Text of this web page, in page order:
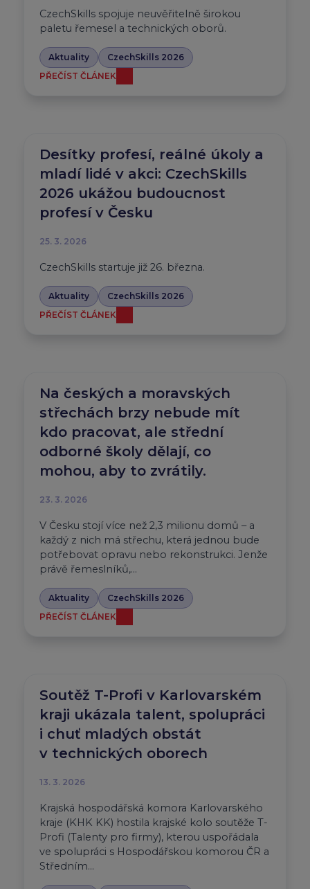
CzechSkills spojuje neuvěřitelně širokou
paletu řemesel a technických oborů.
Aktuality
CzechSkills 2026
PŘEČÍST ČLÁNEK
Desítky profesí, reálné úkoly a
mladí lidé v akci: CzechSkills
2026 ukážou budoucnost
profesí v Česku
25. 3. 2026
CzechSkills startuje již 26. března.
Aktuality
CzechSkills 2026
PŘEČÍST ČLÁNEK
Na českých a moravských
střechách brzy nebude mít
kdo pracovat, ale střední
odborné školy dělají, co
mohou, aby to zvrátily.
23. 3. 2026
V Česku stojí více než 2,3 milionu domů – a
každý z nich má střechu, která jednou bude
potřebovat opravu nebo rekonstrukci. Jenže
právě řemeslníků,…
Aktuality
CzechSkills 2026
PŘEČÍST ČLÁNEK
Soutěž T-Profi v Karlovarském
kraji ukázala talent, spolupráci
i chuť mladých obstát
v technických oborech
13. 3. 2026
Krajská hospodářská komora Karlovarského
kraje (KHK KK) hostila krajské kolo soutěže T-
Profi (Talenty pro firmy), kterou uspořádala
ve spolupráci s Hospodářskou komorou ČR a
Středním…